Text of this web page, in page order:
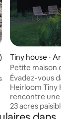
sur la
Tiny house ⋅
Petite maison de
domaine de la
Évadez-vous
Heirloom Tiny
rencontre une
23 acres
et de forêts de